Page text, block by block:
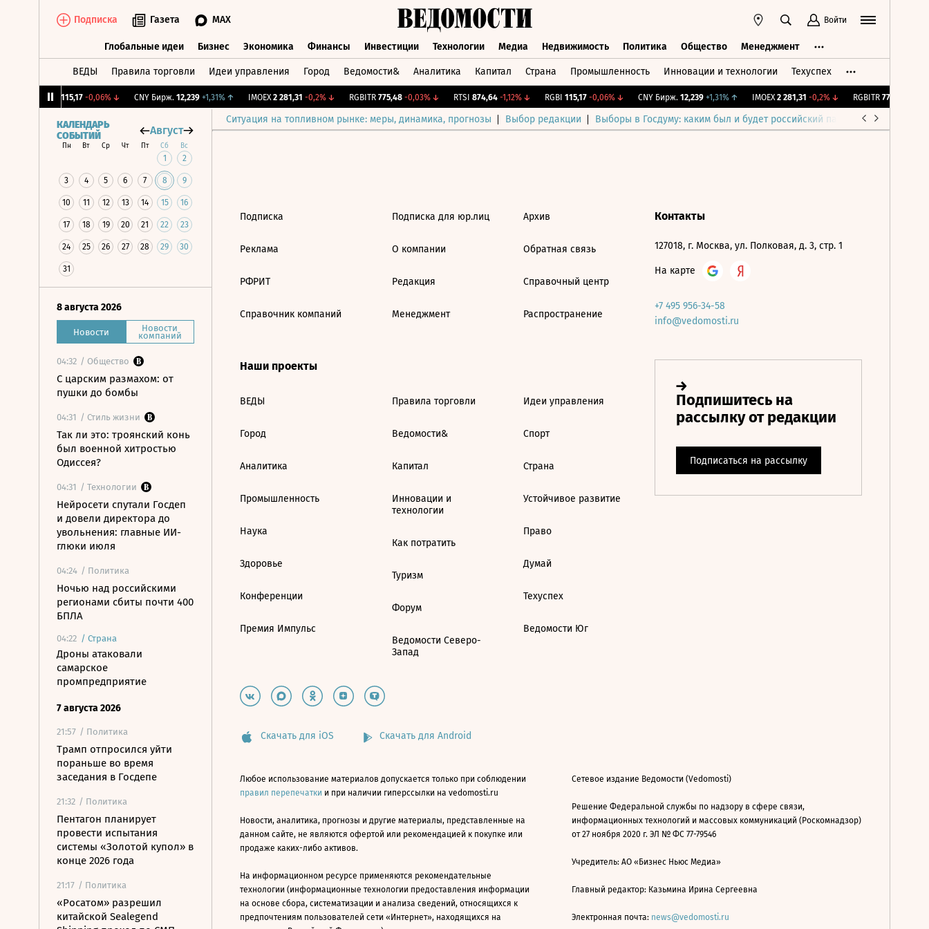
Подписка Газета MAX Войти
Глобальные идеи Бизнес Экономика Финансы Инвестиции Технологии Медиа Недвижимость Политика Общество Менеджмент
ВЕДЫ Правила торговли Идеи управления Город Ведомости& Аналитика Капитал Страна Промышленность Инновации и технологии Техуспех
115,17 -0,06%↓ CNY Бирж. 12,239 +1,31%↑ IMOEX 2 281,31 -0,2%↓ RGBITR 775,48 -0,03%↓ RTSI 874,64 -1,12%↓ RGBI 115,17 -0,06%↓ CNY Бирж. 12,239 +1,31%↑ IMOEX 2 281,31 -0,2%↓ RGBITR 775,48
Ситуация на топливном рынке: меры, динамика, прогнозы Выбор редакции Выборы в Госдуму: каким был и будет российский парламент
КАЛЕНДАРЬ
СОБЫТИЙ
Август
Пн Вт Ср Чт Пт Сб Вс
1 2
3 4 5 6 7 8 9
10 11 12 13 14 15 16
17 18 19 20 21 22 23
24 25 26 27 28 29 30
31
8 августа 2026
Новости Новости
компаний
04:32 / Общество
С царским размахом: от
пушки до бомбы
04:31 / Стиль жизни
Так ли это: троянский конь
был военной хитростью
Одиссея?
04:31 / Технологии
Нейросети спутали Госдеп
и довели директора до
увольнения: главные ИИ-
глюки июля
04:24 / Политика
Ночью над российскими
регионами сбиты почти 400
БПЛА
04:22 / Страна
Дроны атаковали
самарское
промпредприятие
7 августа 2026
21:57 / Политика
Трамп отпросился уйти
пораньше во время
заседания в Госдепе
21:32 / Политика
Пентагон планирует
провести испытания
системы «Золотой купол» в
конце 2026 года
21:17 / Политика
«Росатом» разрешил
китайской Sealegend
Подписка
Реклама
РФРИТ
Справочник компаний
Подписка для юр.лиц
О компании
Редакция
Менеджмент
Архив
Обратная связь
Справочный центр
Распространение
Наши проекты
ВЕДЫ
Город
Аналитика
Промышленность
Наука
Здоровье
Конференции
Премия Импульс
Правила торговли
Ведомости&
Капитал
Инновации и
технологии
Как потратить
Туризм
Форум
Ведомости Северо-
Запад
Идеи управления
Спорт
Страна
Устойчивое развитие
Право
Думай
Техуспех
Ведомости Юг
Контакты
127018, г. Москва, ул. Полковая, д. 3, стр. 1
На карте
+7 495 956-34-58
info@vedomosti.ru
Скачать для iOS Скачать для Android
Любое использование материалов допускается только при соблюдении
правил перепечатки и при наличии гиперссылки на vedomosti.ru
Новости, аналитика, прогнозы и другие материалы, представленные на
данном сайте, не являются офертой или рекомендацией к покупке или
продаже каких-либо активов.
На информационном ресурсе применяются рекомендательные
технологии (информационные технологии предоставления информации
на основе сбора, систематизации и анализа сведений, относящихся к
предпочтениям пользователей сети «Интернет», находящихся на
Сетевое издание Ведомости (Vedomosti)
Решение Федеральной службы по надзору в сфере связи,
информационных технологий и массовых коммуникаций (Роскомнадзор)
от 27 ноября 2020 г. ЭЛ № ФС 77-79546
Учредитель: АО «Бизнес Ньюс Медиа»
Главный редактор: Казьмина Ирина Сергеевна
Электронная почта: news@vedomosti.ru